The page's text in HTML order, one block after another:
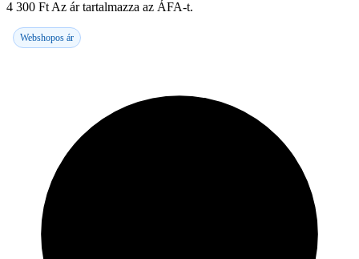
4 300 Ft Az ár tartalmazza az ÁFA-t.
Webshopos ár